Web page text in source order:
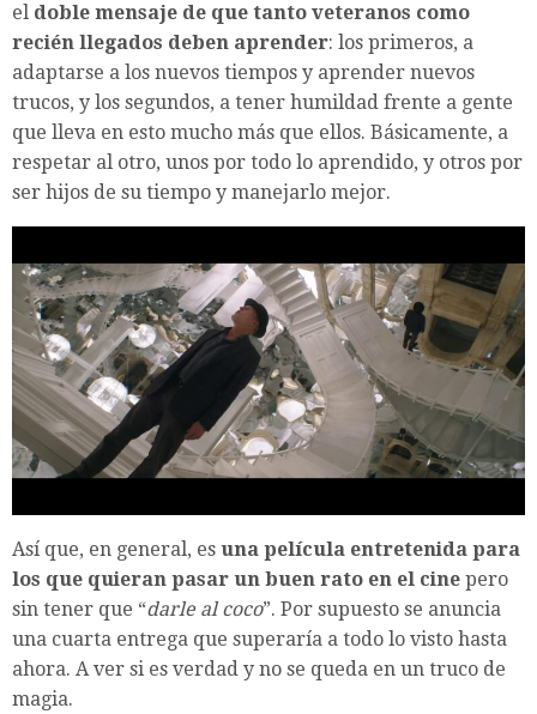
el doble mensaje de que tanto veteranos como
recién llegados deben aprender: los primeros, a
adaptarse a los nuevos tiempos y aprender nuevos
trucos, y los segundos, a tener humildad frente a gente
que lleva en esto mucho más que ellos. Básicamente, a
respetar al otro, unos por todo lo aprendido, y otros por
ser hijos de su tiempo y manejarlo mejor.
Así que, en general, es una película entretenida para
los que quieran pasar un buen rato en el cine pero
sin tener que “darle al coco”. Por supuesto se anuncia
una cuarta entrega que superaría a todo lo visto hasta
ahora. A ver si es verdad y no se queda en un truco de
magia.